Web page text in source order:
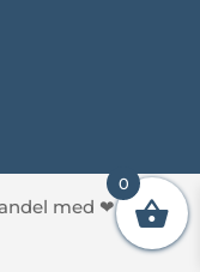
med ❤av
0